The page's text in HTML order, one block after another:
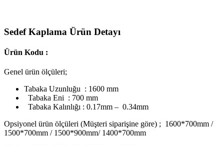
Sedef Kaplama Ürün Detayı
Ürün Kodu :
Genel ürün ölçüleri;
Tabaka Uzunluğu : 1600 mm
Tabaka Eni : 700 mm
Tabaka Kalınlığı : 0.17mm – 0.34mm
Opsiyonel ürün ölçüleri (Müşteri siparişine göre) ; 1600*700mm /
1500*700mm / 1500*900mm/ 1400*700mm